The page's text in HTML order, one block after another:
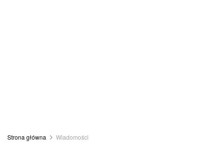
Strona główna Wiadomości